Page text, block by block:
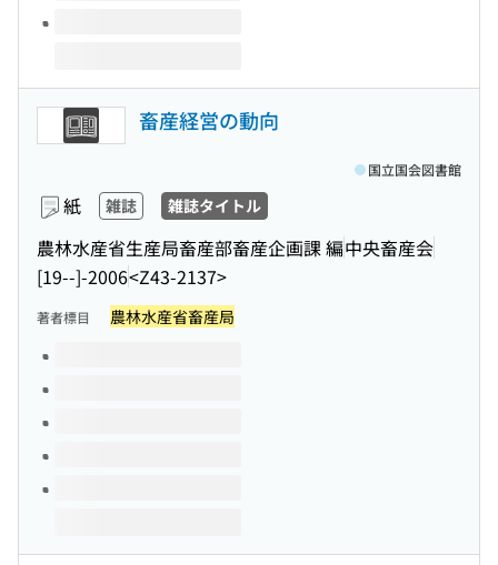
畜産経営の動向
紙 雑誌 雑誌タイトル
農林水産省生産局畜産部畜産企画課 編中央畜産会
[19--]-2006<Z43-2137>
国立国会図書館
著者標目 農林水産省畜産局
このタイトルの巻号